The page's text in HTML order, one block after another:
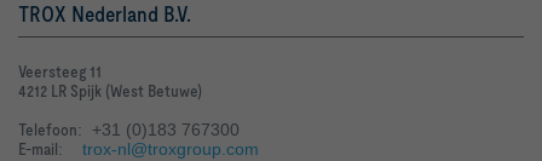
TROX Nederland B.V.
Veersteeg 11
4212 LR Spijk (West Betuwe)
Telefoon: +31 (0)183 767300
E-mail: trox-nl@troxgroup.com